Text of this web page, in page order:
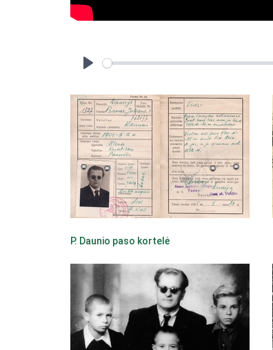
P. Daunio paso kortelė